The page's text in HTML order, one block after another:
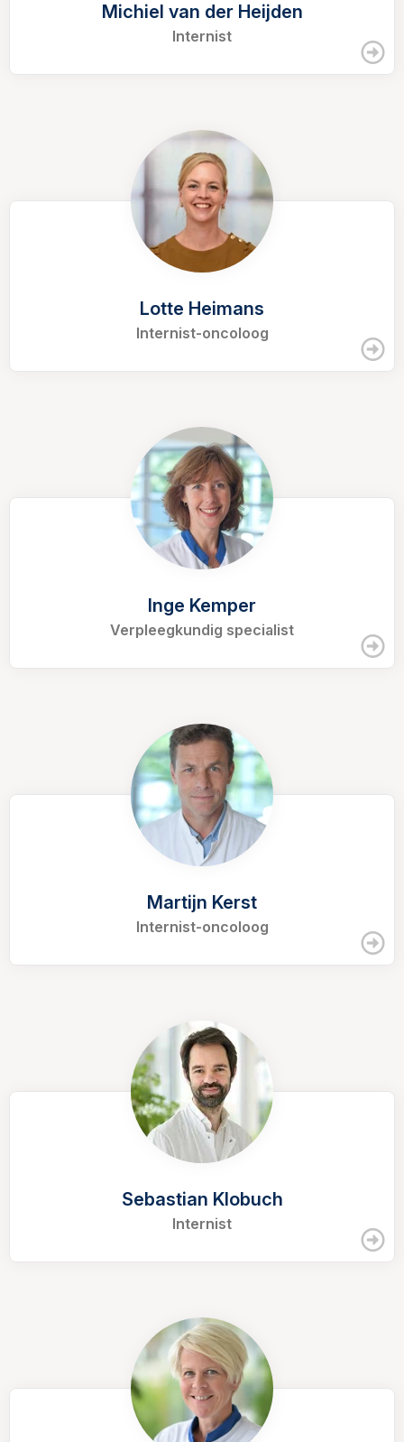
Michiel van der Heijden
Internist
Lotte Heimans
Internist-oncoloog
Inge Kemper
Verpleegkundig specialist
Martijn Kerst
Internist-oncoloog
Sebastian Klobuch
Internist